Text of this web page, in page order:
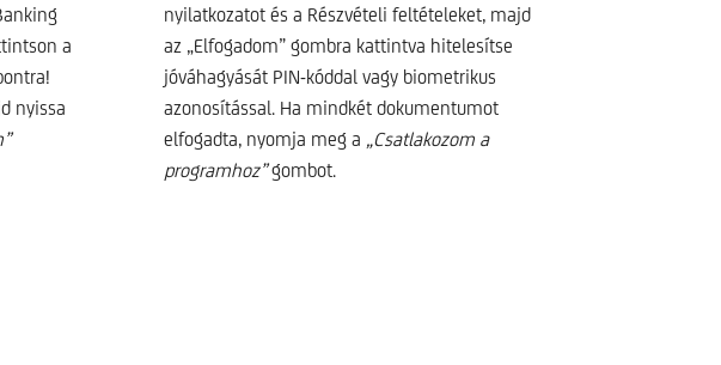
a
nyissa
nyilatkozatot és a Részvételi feltételeket, majd
az „Elfogadom” gombra kattintva hitelesítse
jóváhagyását PIN-kóddal vagy biometrikus
azonosítással. Ha mindkét dokumentumot
elfogadta, nyomja meg a „Csatlakozom a
programhoz”gombot.